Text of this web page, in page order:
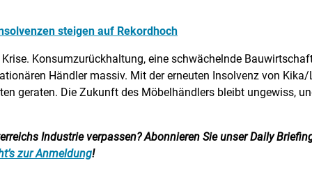
steigen auf Rekordhoch
Konsumzurückhaltung, eine schwächelnde
Händler massiv. Mit der erneuten Insolvenz von
geraten. Die Zukunft des Möbelhändlers bleibt ungewiss,
Industrie verpassen? Abonnieren Sie unser Daily
zur Anmeldung!